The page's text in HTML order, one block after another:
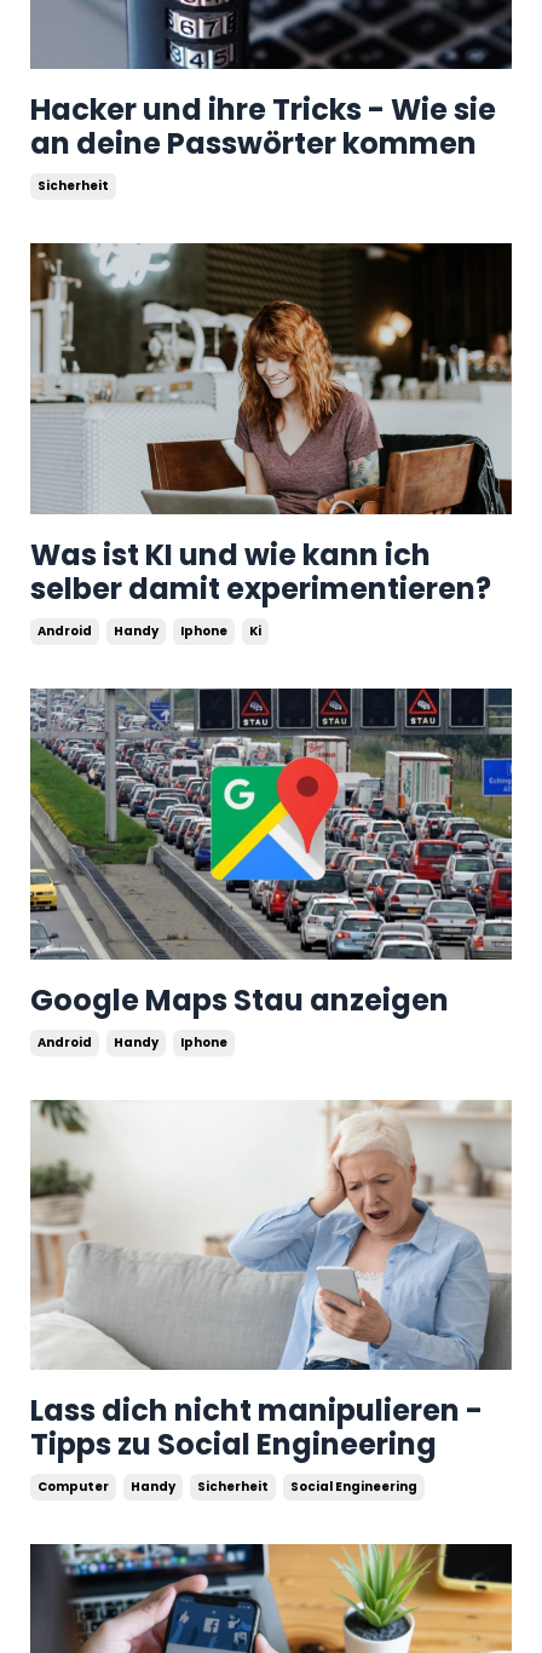
Hacker und ihre Tricks - Wie sie
an deine Passwörter kommen
Sicherheit
Was ist KI und wie kann ich
selber damit experimentieren?
Android Handy Iphone Ki
Google Maps Stau anzeigen
Android Handy Iphone
Lass dich nicht manipulieren -
Tipps zu Social Engineering
Computer Handy Sicherheit Social Engineering